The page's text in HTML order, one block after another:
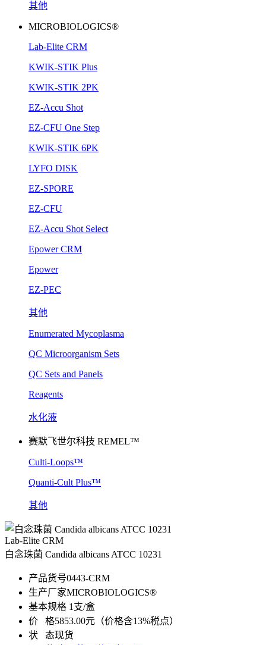
其他
MICROBIOLOGICS®
Lab-Elite CRM
KWIK-STIK Plus
KWIK-STIK 2PK
EZ-Accu Shot
EZ-CFU One Step
KWIK-STIK 6PK
LYFO DISK
EZ-SPORE
EZ-CFU
EZ-Accu Shot Select
Epower CRM
Epower
EZ-PEC
其他
Enumerated Mycoplasma
QC Microorganism Sets
QC Sets and Panels
Reagents
水化液
赛默飞世尔科技 REMEL™
Culti-Loops™
Quanti-Cult Plus™
其他
Lab-Elite CRM
白念珠菌 Candida albicans ATCC 10231
产品货号0443-CRM
生产厂家MICROBIOLOGICS®
基本规格 1支/盒
价 格5853.00元（价格含13%税点）
状 态现货